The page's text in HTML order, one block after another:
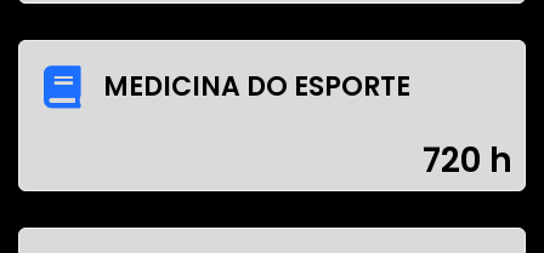
MEDICINA DO ESPORTE
720 h